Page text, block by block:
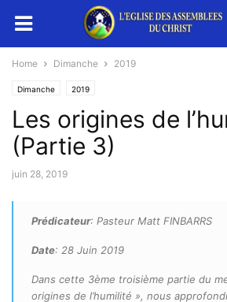
Home Dimanche 2019
Dimanche 2019
Les origines de
(Partie 3)
juin 28, 2019
Prédicateur: Pasteur Matt FINBARRS
Date: 28 Juin 2019
Dans cette 3ème troisième partie du
origines de l’humilité », nous